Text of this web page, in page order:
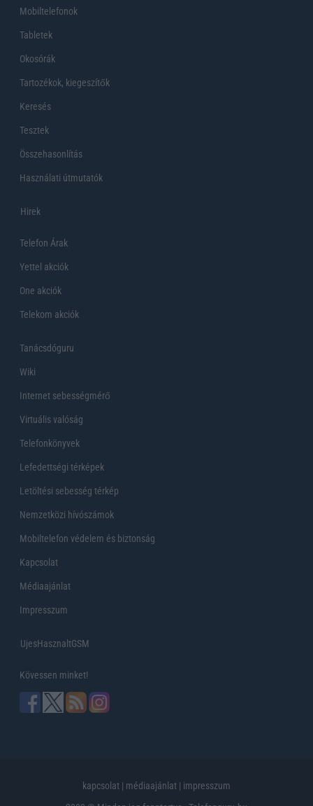
Mobiltelefonok
Tabletek
Okosórák
Tartozékok, kiegeszítők
Keresés
Tesztek
Összehasonlítás
Használati útmutatók
Hirek
Telefon Árak
Yettel akciók
One akciók
Telekom akciók
Tanácsdóguru
Wiki
Internet sebességmérő
Virtuális valóság
Telefonkönyvek
Lefedettségi térképek
Letöltési sebesség térkép
Nemzetközi hívószámok
Mobiltelefon védelem és biztonság
Kapcsolat
Médiaajánlat
Impresszum
UjesHasznaltGSM
Kövessen minket!
kapcsolat | médiaajánlat | impresszum